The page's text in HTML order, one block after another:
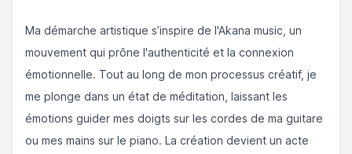
Ma démarche artistique s’inspire de l'Akana music, un
mouvement qui prône l'authenticité et la connexion
émotionnelle. Tout au long de mon processus créatif, je
me plonge dans un état de méditation, laissant les
émotions guider mes doigts sur les cordes de ma guitare
ou mes mains sur le piano. La création devient un acte